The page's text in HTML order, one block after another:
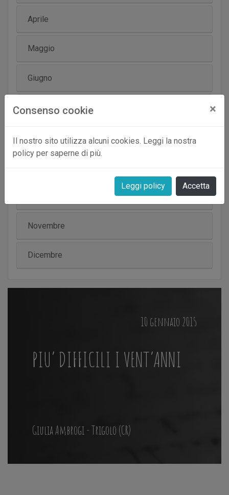
Consenso cookie ×
Il nostro sito utilizza alcuni cookies. Leggi la nostra
policy per saperne di più.
Leggi policy Accetta
Aprile
Maggio
Giugno
Luglio
Agosto
Novembre
Dicembre
10 gennaio 2015
PIU’ DIFFICILI I VENT’ANNI
Giulia Ambrogi - Trigolo (CR)